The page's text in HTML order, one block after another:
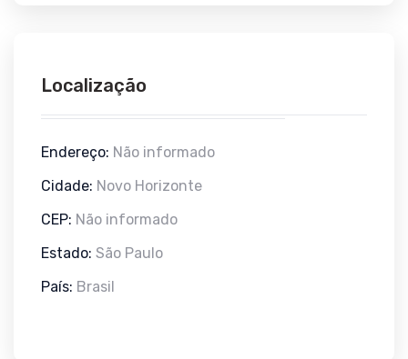
Localização
Endereço: Não informado
Cidade: Novo Horizonte
CEP: Não informado
Estado: São Paulo
País: Brasil